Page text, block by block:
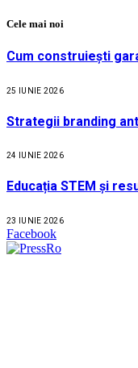
Cele mai noi
Cum construiești
25 IUNIE 2026
Strategii branding
24 IUNIE 2026
Educația STEM și
23 IUNIE 2026
Facebook